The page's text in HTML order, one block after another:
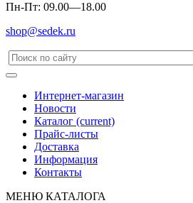
Пн-Пт: 09.00—18.00
shop@sedek.ru
Интернет-магазин
Новости
Каталог (current)
Прайс-листы
Доставка
Информация
Контакты
МЕНЮ КАТАЛОГА